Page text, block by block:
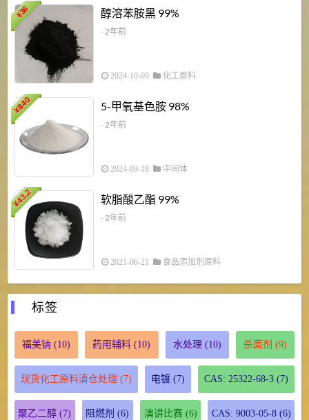
¥
36 醇溶苯胺黑 99%
- 2年前
2024-10-09 化工原料
¥
840 5-甲氧基色胺 98%
- 2年前
2024-09-18 中间体
¥
43.2 软脂酸乙酯 99%
- 2年前
2021-06-21 食品添加剂原料
标签
福美钠 (10) 药用辅料 (10) 水处理 (10) 杀菌剂 (9)
现货化工原料清仓处理 (7) 电镀 (7) CAS: 25322-68-3 (7)
聚乙二醇 (7) 阻燃剂 (6) 演讲比赛(6) CAS: 9003-05-8(6)